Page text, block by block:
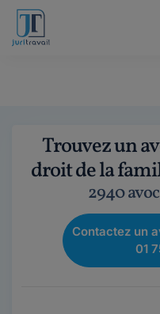
Trouvez un
droit de la
2940
Contactez un
01